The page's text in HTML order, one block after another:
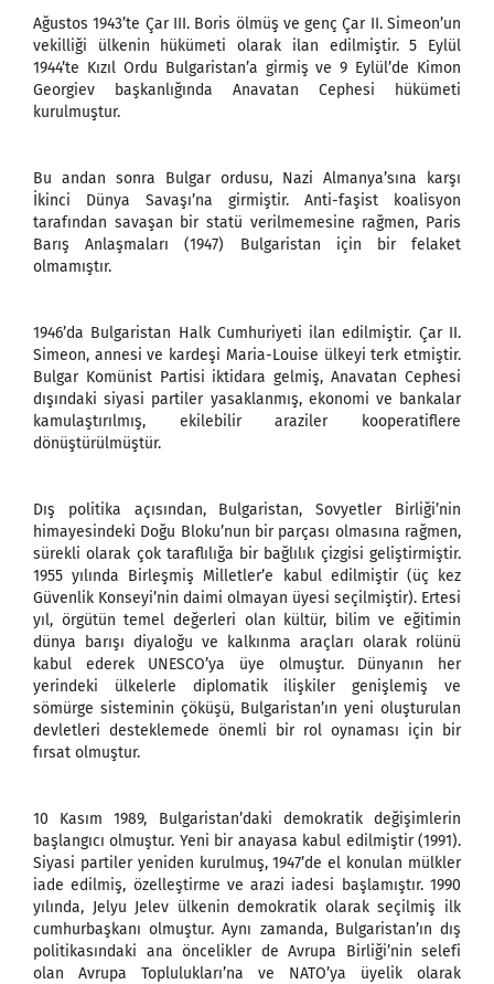
Ağustos 1943’te Çar III. Boris ölmüş ve genç Çar II. Simeon’un
vekilliği ülkenin hükümeti olarak ilan edilmiştir. 5 Eylül
1944’te Kızıl Ordu Bulgaristan’a girmiş ve 9 Eylül’de Kimon
Georgiev başkanlığında Anavatan Cephesi hükümeti
kurulmuştur.
Bu andan sonra Bulgar ordusu, Nazi Almanya’sına karşı
İkinci Dünya Savaşı’na girmiştir. Anti-faşist koalisyon
tarafından savaşan bir statü verilmemesine rağmen, Paris
Barış Anlaşmaları (1947) Bulgaristan için bir felaket
olmamıştır.
1946’da Bulgaristan Halk Cumhuriyeti ilan edilmiştir. Çar II.
Simeon, annesi ve kardeşi Maria-Louise ülkeyi terk etmiştir.
Bulgar Komünist Partisi iktidara gelmiş, Anavatan Cephesi
dışındaki siyasi partiler yasaklanmış, ekonomi ve bankalar
kamulaştırılmış, ekilebilir araziler kooperatiflere
dönüştürülmüştür.
Dış politika açısından, Bulgaristan, Sovyetler Birliği’nin
himayesindeki Doğu Bloku’nun bir parçası olmasına rağmen,
sürekli olarak çok taraflılığa bir bağlılık çizgisi geliştirmiştir.
1955 yılında Birleşmiş Milletler’e kabul edilmiştir (üç kez
Güvenlik Konseyi’nin daimi olmayan üyesi seçilmiştir). Ertesi
yıl, örgütün temel değerleri olan kültür, bilim ve eğitimin
dünya barışı diyaloğu ve kalkınma araçları olarak rolünü
kabul ederek UNESCO’ya üye olmuştur. Dünyanın her
yerindeki ülkelerle diplomatik ilişkiler genişlemiş ve
sömürge sisteminin çöküşü, Bulgaristan’ın yeni oluşturulan
devletleri desteklemede önemli bir rol oynaması için bir
fırsat olmuştur.
10 Kasım 1989, Bulgaristan’daki demokratik değişimlerin
başlangıcı olmuştur. Yeni bir anayasa kabul edilmiştir (1991).
Siyasi partiler yeniden kurulmuş, 1947’de el konulan mülkler
iade edilmiş, özelleştirme ve arazi iadesi başlamıştır. 1990
yılında, Jelyu Jelev ülkenin demokratik olarak seçilmiş ilk
cumhurbaşkanı olmuştur. Aynı zamanda, Bulgaristan’ın dış
politikasındaki ana öncelikler de Avrupa Birliği’nin selefi
olan Avrupa Toplulukları’na ve NATO’ya üyelik olarak